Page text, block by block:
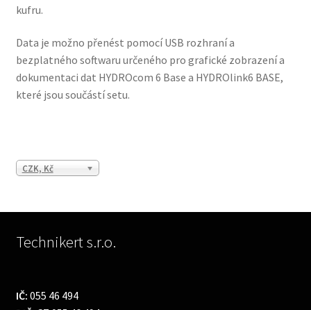
kufru.
Data je možno přenést pomocí USB rozhraní a
bezplatného softwaru určeného pro grafické zobrazení a
dokumentaci dat HYDROcom 6 Base a HYDROlink6 BASE,
které jsou součástí setu.
CZK, Kč
Technikert s.r.o.
IČ: 055 46 494